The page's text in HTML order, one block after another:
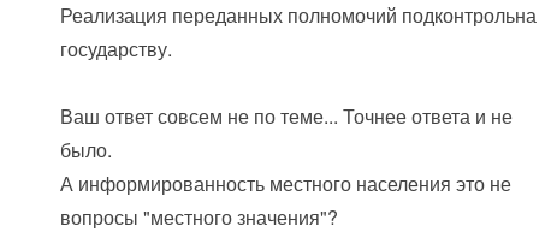
Реализация переданных полномочий подконтрольна
государству.
Ваш ответ совсем не по теме... Точнее ответа и не
было.
А информированность местного населения это не
вопросы "местного значения"?